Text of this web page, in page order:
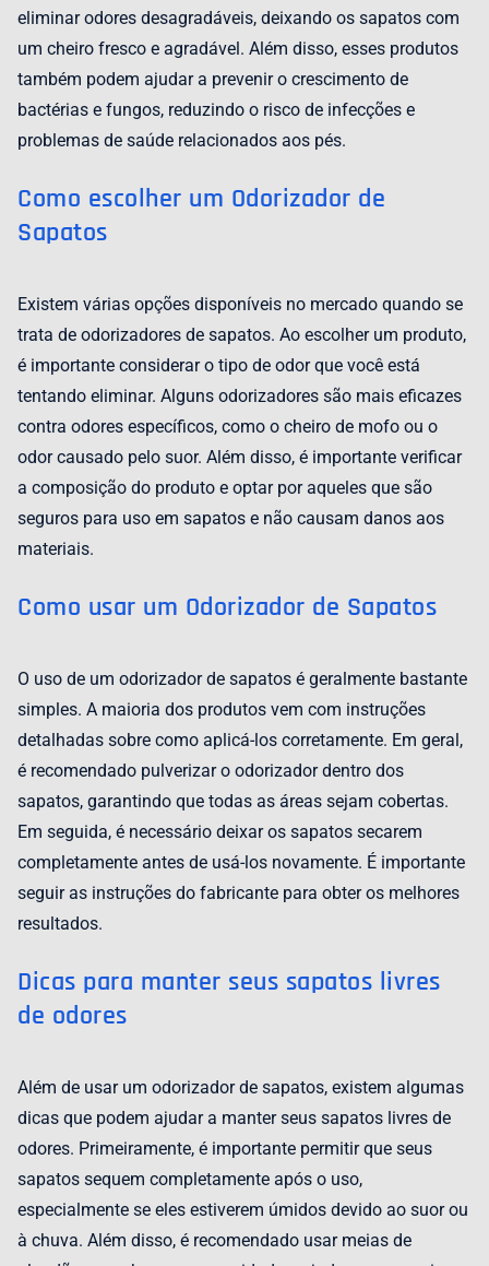
eliminar odores desagradáveis, deixando os sapatos com
um cheiro fresco e agradável. Além disso, esses produtos
também podem ajudar a prevenir o crescimento de
bactérias e fungos, reduzindo o risco de infecções e
problemas de saúde relacionados aos pés.
Como escolher um Odorizador de
Sapatos
Existem várias opções disponíveis no mercado quando se
trata de odorizadores de sapatos. Ao escolher um produto,
é importante considerar o tipo de odor que você está
tentando eliminar. Alguns odorizadores são mais eficazes
contra odores específicos, como o cheiro de mofo ou o
odor causado pelo suor. Além disso, é importante verificar
a composição do produto e optar por aqueles que são
seguros para uso em sapatos e não causam danos aos
materiais.
Como usar um Odorizador de Sapatos
O uso de um odorizador de sapatos é geralmente bastante
simples. A maioria dos produtos vem com instruções
detalhadas sobre como aplicá-los corretamente. Em geral,
é recomendado pulverizar o odorizador dentro dos
sapatos, garantindo que todas as áreas sejam cobertas.
Em seguida, é necessário deixar os sapatos secarem
completamente antes de usá-los novamente. É importante
seguir as instruções do fabricante para obter os melhores
resultados.
Dicas para manter seus sapatos livres
de odores
Além de usar um odorizador de sapatos, existem algumas
dicas que podem ajudar a manter seus sapatos livres de
odores. Primeiramente, é importante permitir que seus
sapatos sequem completamente após o uso,
especialmente se eles estiverem úmidos devido ao suor ou
à chuva. Além disso, é recomendado usar meias de